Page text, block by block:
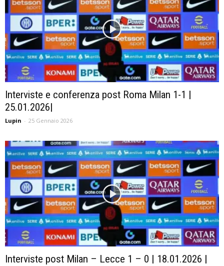
Interviste e conferenza post Roma Milan 1-1 |
25.01.2026|
Lupin - 25 Gennaio 2026
Interviste post Milan – Lecce 1 – 0 | 18.01.2026 |